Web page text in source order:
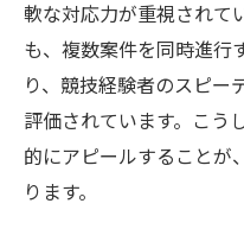
競技プログラ
システムエン
質的思考
軟な対応力が重視されて
も、複数案件を同時進行
り、競技経験者のスピー
評価されています。こう
的にアピールすることが
ります。